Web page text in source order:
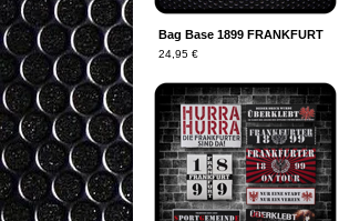
Bag Base 1899 FRANKFURT
24,95 €